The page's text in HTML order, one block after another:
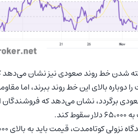
شدن خط روند صعودی نیز نشان می‌دهد
دوباره بالای این خط روند ببرند، اما
برگردد، نشان می‌دهد که
کند.